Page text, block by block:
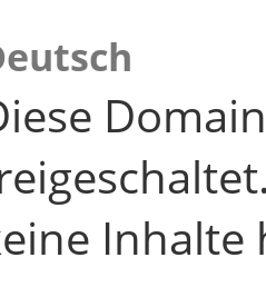
Inhalte